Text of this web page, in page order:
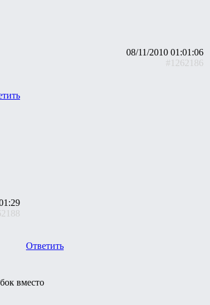
08/11/2010 01:01:06
#1262186
Ответить
вместо